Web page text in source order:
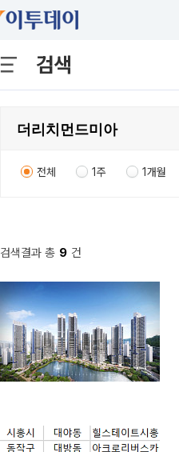
검색
전체 1주 1개월
검색결과 총 9 건